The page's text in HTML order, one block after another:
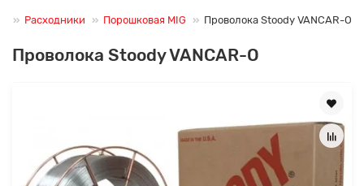
Расходники Порошковая MIG Проволока Stoody VANCAR-O
Проволока Stoody VANCAR-O